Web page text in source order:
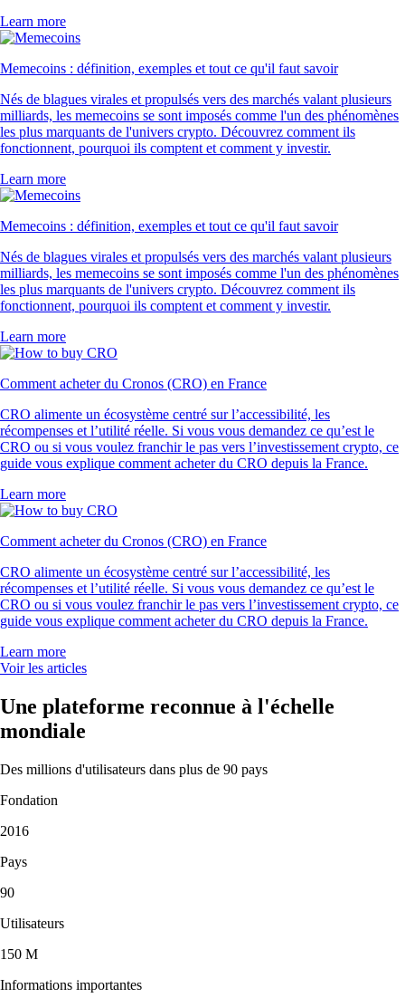
Learn more
Memecoins : définition, exemples et tout ce qu'il faut savoir
Nés de blagues virales et propulsés vers des marchés valant plusieurs
milliards, les memecoins se sont imposés comme l'un des phénomènes
les plus marquants de l'univers crypto. Découvrez comment ils
fonctionnent, pourquoi ils comptent et comment y investir.
Learn more
Memecoins : définition, exemples et tout ce qu'il faut savoir
Nés de blagues virales et propulsés vers des marchés valant plusieurs
milliards, les memecoins se sont imposés comme l'un des phénomènes
les plus marquants de l'univers crypto. Découvrez comment ils
fonctionnent, pourquoi ils comptent et comment y investir.
Learn more
Comment acheter du Cronos (CRO) en France
CRO alimente un écosystème centré sur l’accessibilité, les
récompenses et l’utilité réelle. Si vous vous demandez ce qu’est le
CRO ou si vous voulez franchir le pas vers l’investissement crypto, ce
guide vous explique comment acheter du CRO depuis la France.
Learn more
Comment acheter du Cronos (CRO) en France
CRO alimente un écosystème centré sur l’accessibilité, les
récompenses et l’utilité réelle. Si vous vous demandez ce qu’est le
CRO ou si vous voulez franchir le pas vers l’investissement crypto, ce
guide vous explique comment acheter du CRO depuis la France.
Learn more
Voir les articles
Une plateforme reconnue à l'échelle
mondiale
Des millions d'utilisateurs dans plus de 90 pays
Fondation
2016
Pays
90
Utilisateurs
150 M
Informations importantes